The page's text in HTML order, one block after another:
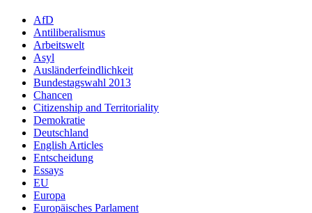
AfD
Antiliberalismus
Arbeitswelt
Asyl
Ausländerfeindlichkeit
Bundestagswahl 2013
Chancen
Citizenship and Territoriality
Demokratie
Deutschland
English Articles
Entscheidung
Essays
EU
Europa
Europäisches Parlament